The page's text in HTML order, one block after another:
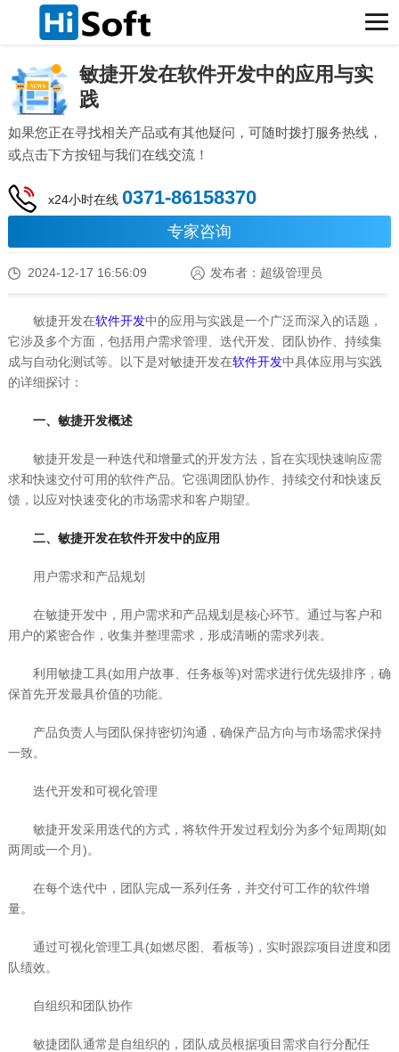
敏捷开发在软件开发中的应用与实
践
如果您正在寻找相关产品或有其他疑问，可随时拨打服务热线，
或点击下方按钮与我们在线交流！
x24小时在线 0371-86158370
专家咨询
2024-12-17 16:56:09 发布者：超级管理员
敏捷开发在软件开发中的应用与实践是一个广泛而深入的话题，
它涉及多个方面，包括用户需求管理、迭代开发、团队协作、持续集
成与自动化测试等。以下是对敏捷开发在软件开发中具体应用与实践
的详细探讨：
一、敏捷开发概述
敏捷开发是一种迭代和增量式的开发方法，旨在实现快速响应需
求和快速交付可用的软件产品。它强调团队协作、持续交付和快速反
馈，以应对快速变化的市场需求和客户期望。
二、敏捷开发在软件开发中的应用
用户需求和产品规划
在敏捷开发中，用户需求和产品规划是核心环节。通过与客户和
用户的紧密合作，收集并整理需求，形成清晰的需求列表。
利用敏捷工具(如用户故事、任务板等)对需求进行优先级排序，确
保首先开发最具价值的功能。
产品负责人与团队保持密切沟通，确保产品方向与市场需求保持
一致。
迭代开发和可视化管理
敏捷开发采用迭代的方式，将软件开发过程划分为多个短周期(如
两周或一个月)。
在每个迭代中，团队完成一系列任务，并交付可工作的软件增
量。
通过可视化管理工具(如燃尽图、看板等)，实时跟踪项目进度和团
队绩效。
自组织和团队协作
敏捷团队通常是自组织的，团队成员根据项目需求自行分配任